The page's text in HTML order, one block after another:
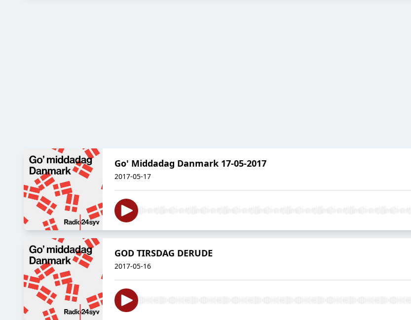
Go' Middadag Danmark 17-05-2017
2017-05-17
GOD TIRSDAG DERUDE
2017-05-16